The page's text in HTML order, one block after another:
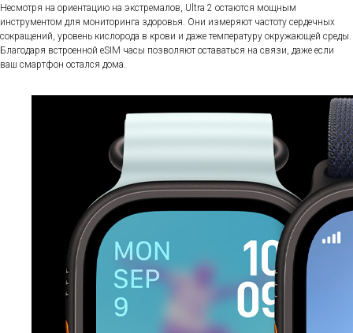
Несмотря на ориентацию на экстремалов, Ultra 2 остаются мощным
инструментом для мониторинга здоровья. Они измеряют частоту сердечных
сокращений, уровень кислорода в крови и даже температуру окружающей среды.
Благодаря встроенной eSIM часы позволяют оставаться на связи, даже если
ваш смартфон остался дома.